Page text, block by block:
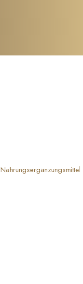
Nahrungsergänzungsmittel